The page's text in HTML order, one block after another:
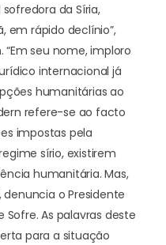
da Síria,
em rápido declínio”,
seu nome, imploro
internacional já
humanitárias ao
refere-se ao facto
impostas pela
sírio, existirem
humanitária. Mas,
denuncia o Presidente
As palavras deste
para a situação